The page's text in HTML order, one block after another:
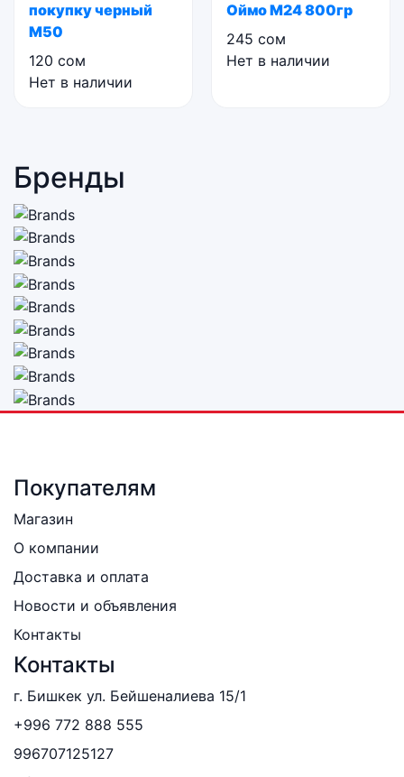
покупку черный
М50
120 сом
Нет в наличии
Оймо М24 800гр
245 сом
Нет в наличии
Бренды
Покупателям
Магазин
О компании
Доставка и оплата
Новости и объявления
Контакты
Контакты
г. Бишкек ул. Бейшеналиева 15/1
+996 772 888 555
996707125127